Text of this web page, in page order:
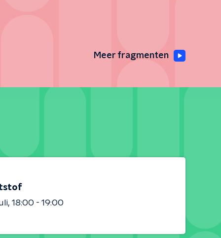
Meer fragmenten
18:00 - 19:00